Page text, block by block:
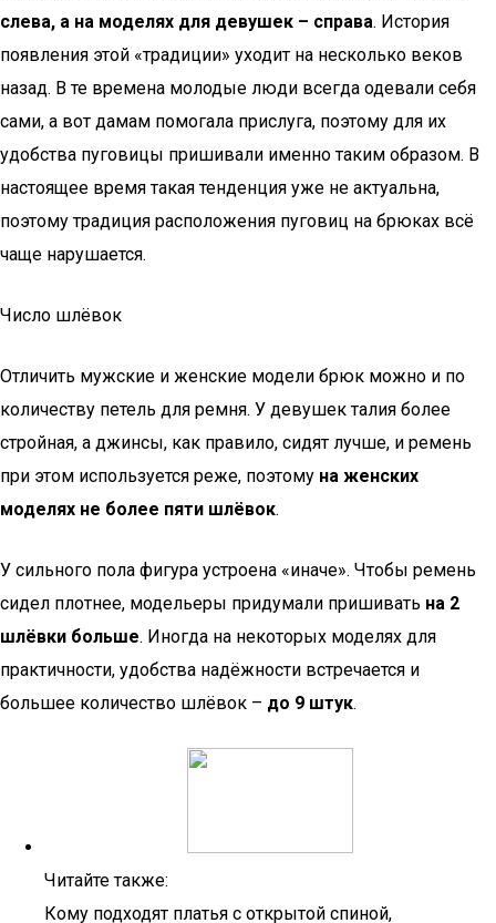
слева, а на моделях для девушек – справа. История
появления этой «традиции» уходит на несколько веков
назад. В те времена молодые люди всегда одевали себя
сами, а вот дамам помогала прислуга, поэтому для их
удобства пуговицы пришивали именно таким образом. В
настоящее время такая тенденция уже не актуальна,
поэтому традиция расположения пуговиц на брюках всё
чаще нарушается.
Число шлёвок
Отличить мужские и женские модели брюк можно и по
количеству петель для ремня. У девушек талия более
стройная, а джинсы, как правило, сидят лучше, и ремень
при этом используется реже, поэтому на женских
моделях не более пяти шлёвок.
У сильного пола фигура устроена «иначе». Чтобы ремень
сидел плотнее, модельеры придумали пришивать на 2
шлёвки больше. Иногда на некоторых моделях для
практичности, удобства надёжности встречается и
большее количество шлёвок – до 9 штук.
Читайте также:
Кому подходят платья с открытой спиной,